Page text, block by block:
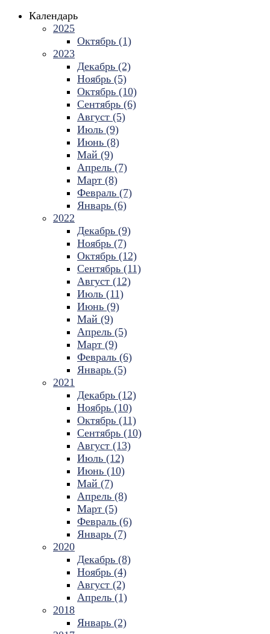
Календарь
2025
Октябрь (1)
2023
Декабрь (2)
Ноябрь (5)
Октябрь (10)
Сентябрь (6)
Август (5)
Июль (9)
Июнь (8)
Май (9)
Апрель (7)
Март (8)
Февраль (7)
Январь (6)
2022
Декабрь (9)
Ноябрь (7)
Октябрь (12)
Сентябрь (11)
Август (12)
Июль (11)
Июнь (9)
Май (9)
Апрель (5)
Март (9)
Февраль (6)
Январь (5)
2021
Декабрь (12)
Ноябрь (10)
Октябрь (11)
Сентябрь (10)
Август (13)
Июль (12)
Июнь (10)
Май (7)
Апрель (8)
Март (5)
Февраль (6)
Январь (7)
2020
Декабрь (8)
Ноябрь (4)
Август (2)
Апрель (1)
2018
Январь (2)